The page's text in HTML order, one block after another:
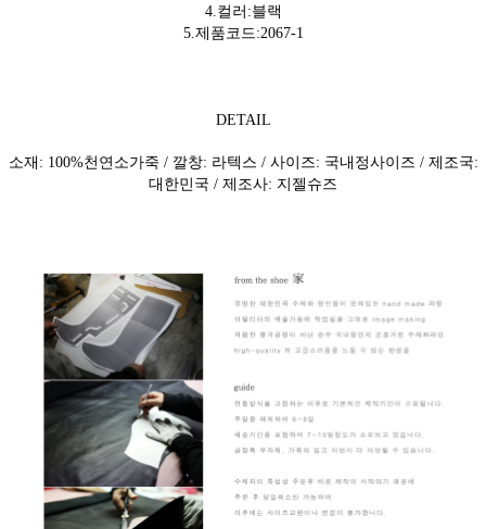
4.컬러:블랙
5.제품코드:2067-1
DETAIL
소재: 100%천연소가죽 / 깔창: 라텍스 / 사이즈: 국내정사이즈 / 제조국:
대한민국 / 제조사: 지젤슈즈